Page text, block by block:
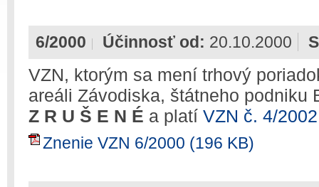
6/2000 Účinnosť od: 20.10.2000
VZN, ktorým sa mení trhový
areáli Závodiska, štátneho podniku
Z R U Š E N É a platí VZN č. 4/2002
Znenie VZN 6/2000 (196 KB)